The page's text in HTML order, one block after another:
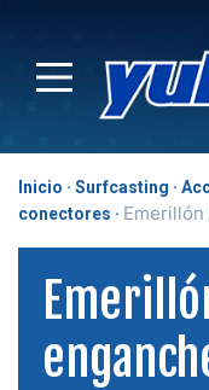
Inicio Surfcasting
conectores